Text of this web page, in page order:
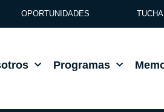
OPORTUNIDADES
Programas